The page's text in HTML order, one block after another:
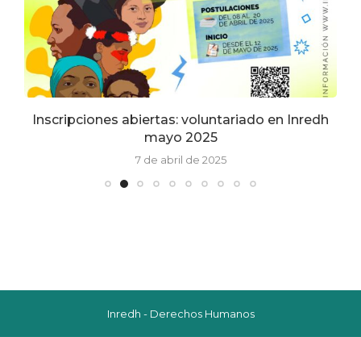
Inscripciones abiertas: voluntariado en Inredh
mayo 2025
7 de abril de 2025
Inredh - Derechos Humanos